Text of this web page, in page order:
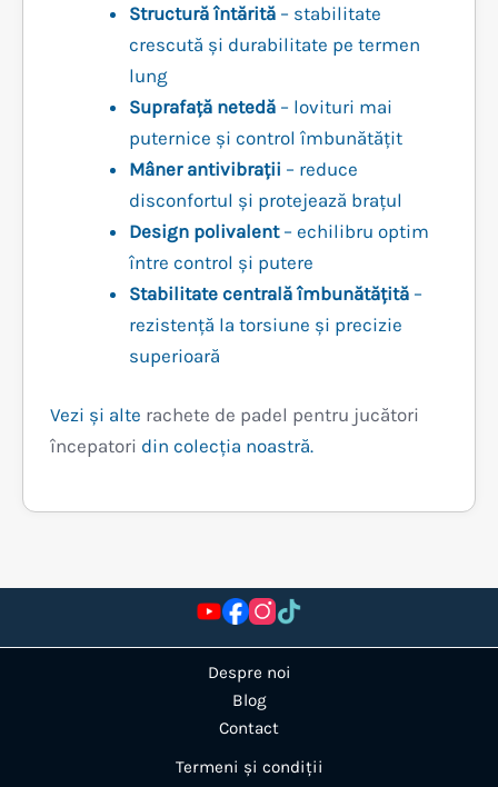
Structură întărită – stabilitate
crescută și durabilitate pe termen
lung
Suprafață netedă – lovituri mai
puternice și control îmbunătățit
Mâner antivibrații – reduce
disconfortul și protejează brațul
Design polivalent– echilibru optim
între control și putere
Stabilitate centrală îmbunătățită –
rezistență la torsiune și precizie
superioară
Vezi și alte rachete de padel pentru jucători
începatori din colecția noastră.
Despre noi
Blog
Contact
Termeni și condiții